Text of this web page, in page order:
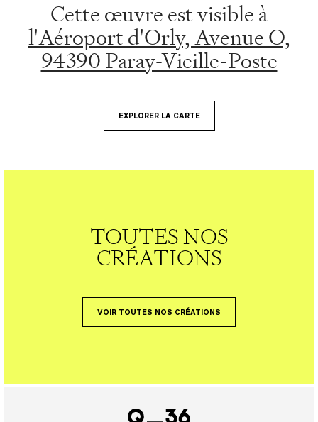
Cette œuvre est visible à
l'Aéroport d'Orly, Avenue O,
94390 Paray-Vieille-Poste
EXPLORER LA CARTE
TOUTES NOS
CRÉATIONS
VOIR TOUTES NOS CRÉATIONS